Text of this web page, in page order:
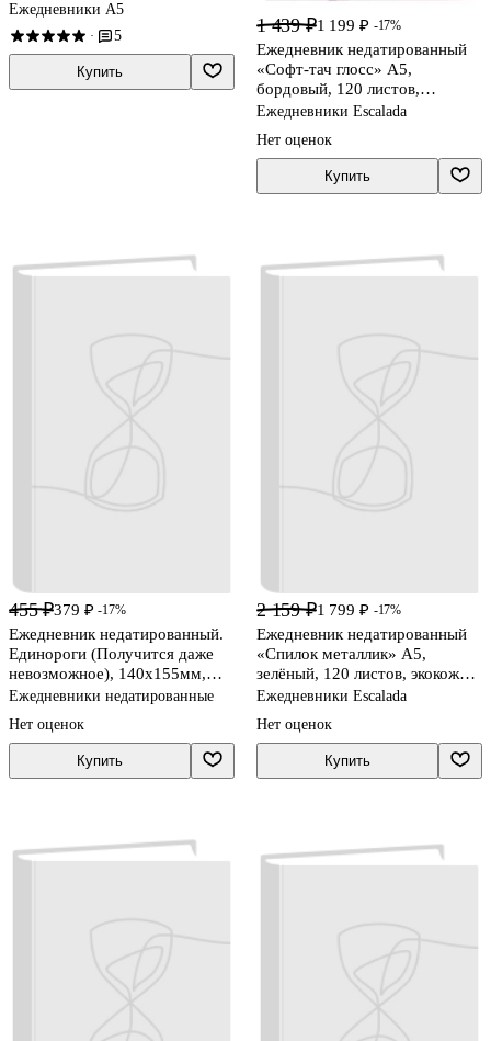
Ежедневники А5
· 5
Купить
1 439 ₽1 199 ₽ -17%
Ежедневник недатированный
«Софт-тач глосс» А5,
бордовый, 120 листов,
экокожа, Escalada
Ежедневники Escalada
Нет оценок
Купить
455 ₽379 ₽ -17%
Ежедневник недатированный.
Единороги (Получится даже
невозможное), 140х155мм,
мягкая обложка, SoftTouch,
Ежедневники недатированные
Нет оценок
Купить
2 159 ₽1 799 ₽ -17%
Ежедневник недатированный
«Спилок металлик» А5,
зелёный, 120 листов, экокожа,
Escalada
Ежедневники Escalada
Нет оценок
Купить